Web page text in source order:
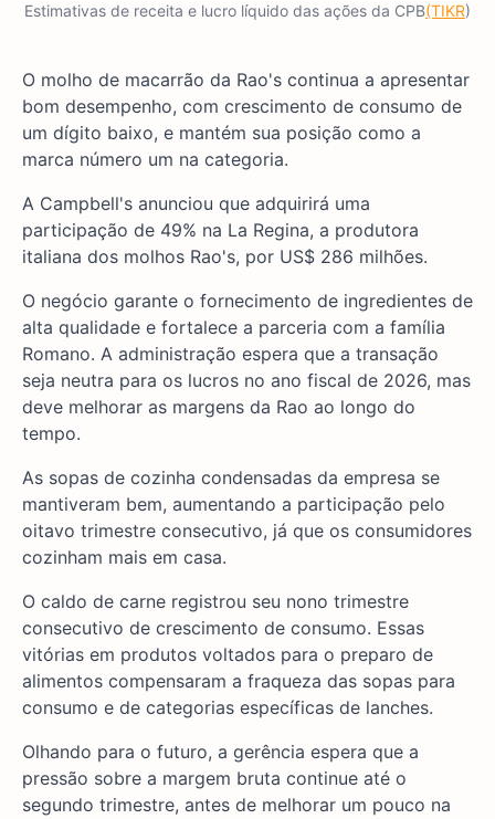
Estimativas de receita e lucro líquido das ações da CPB(TIKR)
O molho de macarrão da Rao's continua a apresentar
bom desempenho, com crescimento de consumo de
um dígito baixo, e mantém sua posição como a
marca número um na categoria.
A Campbell's anunciou que adquirirá uma
participação de 49% na La Regina, a produtora
italiana dos molhos Rao's, por US$ 286 milhões.
O negócio garante o fornecimento de ingredientes de
alta qualidade e fortalece a parceria com a família
Romano. A administração espera que a transação
seja neutra para os lucros no ano fiscal de 2026, mas
deve melhorar as margens da Rao ao longo do
tempo.
As sopas de cozinha condensadas da empresa se
mantiveram bem, aumentando a participação pelo
oitavo trimestre consecutivo, já que os consumidores
cozinham mais em casa.
O caldo de carne registrou seu nono trimestre
consecutivo de crescimento de consumo. Essas
vitórias em produtos voltados para o preparo de
alimentos compensaram a fraqueza das sopas para
consumo e de categorias específicas de lanches.
Olhando para o futuro, a gerência espera que a
pressão sobre a margem bruta continue até o
segundo trimestre, antes de melhorar um pouco na